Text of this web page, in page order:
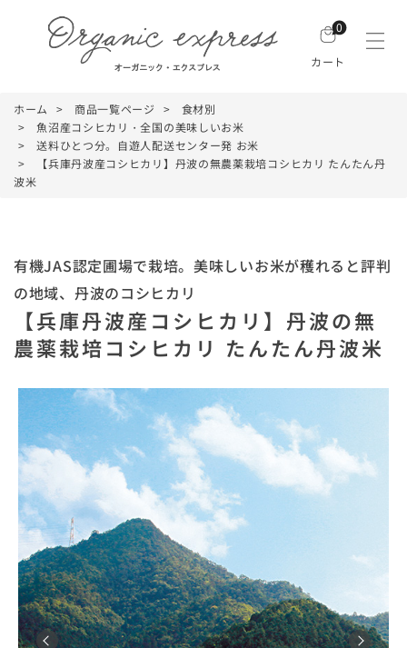
0
カート
ホーム 商品一覧ページ
食材別
魚沼産コシヒカリ・全国の美味しいお米
送料ひとつ分。自遊人配送センター発 お米
【兵庫丹波産コシヒカリ】丹波の無農薬栽培コシヒカリ たんたん丹
波米
有機JAS認定圃場で栽培。美味しいお米が穫れると評判
の地域、丹波のコシヒカリ
【兵庫丹波産コシヒカリ】丹波の無
農薬栽培コシヒカリ たんたん丹波米